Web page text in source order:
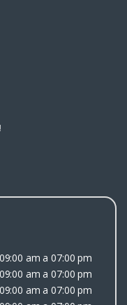
09:00 am a 07:00 pm
09:00 am a 07:00 pm
09:00 am a 07:00 pm